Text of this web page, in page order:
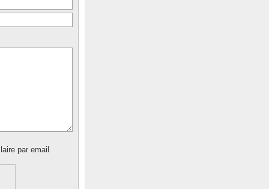
par email